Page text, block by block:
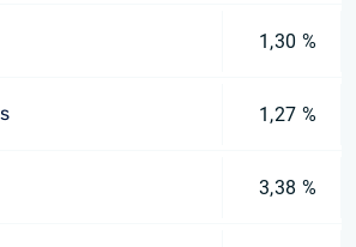
1,30 %
1,27 %
3,38 %